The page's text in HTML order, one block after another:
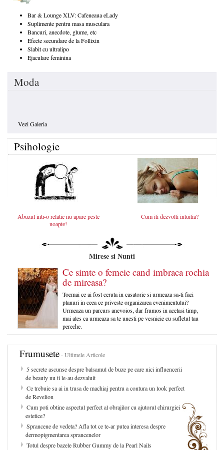
Bar & Lounge XLV: Cafeneaua eLady
Suplimente pentru masa musculara
Bancuri, anecdote, glume, etc
Efecte secundare de la Follixin
Slabit cu ultralipo
Ejaculare feminina
Moda
Vezi Galeria
Psihologie
Abuzul intr-o relatie nu apare peste
noapte!
Cum iti dezvolti intuitia?
Mirese si Nunti
Ce simte o femeie cand imbraca rochia
de mireasa?
Tocmai ce ai fost ceruta in casatorie si urmeaza sa-ti faci
planuri in ceea ce priveste organizarea evenimentului?
Urmeaza un parcurs anevoios, dar frumos in acelasi timp,
mai ales ca urmeaza sa te unesti pe vesnicie cu sufletul tau
pereche.
Frumusete- Ultimele Articole
5 secrete ascunse despre balsamul de buze pe care nici influencerii
de beauty nu ti le-au dezvaluit
Ce trebuie sa ai in trusa de machiaj pentru a contura un look perfect
de Revelion
Cum poti obtine aspectul perfect al obrajilor cu ajutorul chirurgiei
estetice?
Sprancene de vedeta? Afla tot ce te-ar putea interesa despre
dermopigmentarea sprancenelor
Totul despre bazele Rubber Gummy de la Pearl Nails